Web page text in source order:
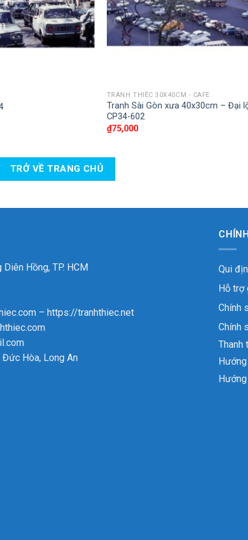
TRANH THIẾC 30X40CM - CAFE
Tranh Sài Gòn xưa 40x30cm – Đại
CP34-602
₫75,000
TRỞ VỀ TRANG CHỦ
Hồng, TP. HCM
– https://tranhthiec.net
Hòa, Long An
Qui
Hỗ trợ
Chính
Chính
Thanh